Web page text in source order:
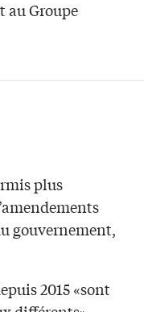
au Groupe
plus
gouvernement,
2015 «sont